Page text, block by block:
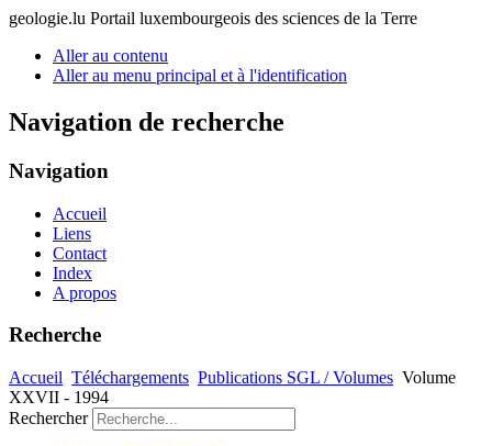
geologie.lu Portail luxembourgeois des sciences de la Terre
Aller au contenu
Aller au menu principal et à l'identification
Navigation de recherche
Navigation
Accueil
Liens
Contact
Index
A propos
Recherche
Accueil Téléchargements Publications SGL / Volumes Volume
XXVII - 1994
Rechercher